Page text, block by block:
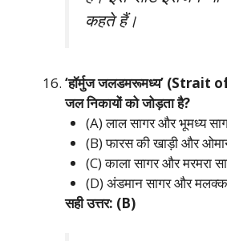
कहते हैं।
‘हॉर्मुज जलडमरूमध्य’ (Strait
जल निकायों को जोड़ता है?
(A) लाल सागर और भूमध्य
(B) फारस की खाड़ी और
(C) काला सागर और मरमरा
(D) अंडमान सागर और
सही उत्तर: (B)